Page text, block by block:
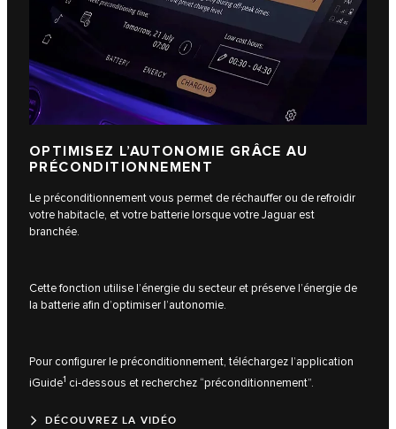
OPTIMISEZ L’AUTONOMIE GRÂCE AU
PRÉCONDITIONNEMENT
Le préconditionnement vous permet de réchauffer ou de refroidir
votre habitacle, et votre batterie lorsque votre Jaguar est
branchée.
Cette fonction utilise l’énergie du secteur et préserve l’énergie de
la batterie afin d’optimiser l’autonomie.
Pour configurer le préconditionnement, téléchargez l’application
iGuide1 ci-dessous et recherchez “préconditionnement”.
DÉCOUVREZ LA VIDÉO